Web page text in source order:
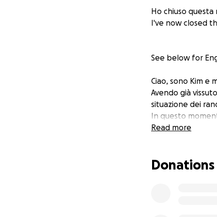
Ho chiuso
I've now closed
See below for
Ciao, sono Kim e
Avendo già
situazione dei
In questo
dall'Inghilterra -
mangiare ogni
Read more
Donations